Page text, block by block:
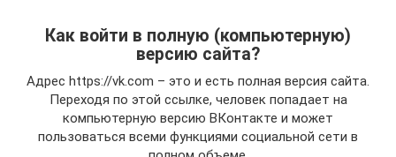
Как войти в полную (компьютерную)
версию сайта?
Адрес https://vk.com – это и есть полная версия сайта.
Переходя по этой ссылке, человек попадает на
компьютерную версию ВКонтакте и может
пользоваться всеми функциями социальной сети в